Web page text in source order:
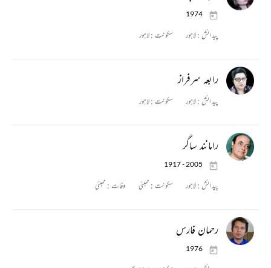
1974
پیدائش :لاہور سکونت :لاہور
رابعہ سرفراز
پیدائش :لاہور سکونت :لاہور
رامانند ساگر
1917 - 2005
پیدائش :لاہور سکونت : ممبئی وفات : ممبئی
رحمان فارس
1976